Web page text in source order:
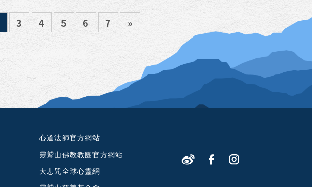
3 4 5 6 7 »
心道法師官方網站
靈鷲山佛教教團官方網站
大悲咒全球心靈網